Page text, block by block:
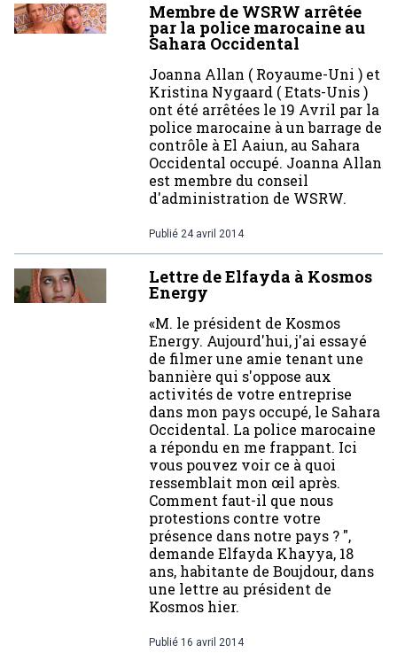
Membre de WSRW arrêtée
par la police marocaine au
Sahara Occidental
Joanna Allan ( Royaume-Uni ) et
Kristina Nygaard ( Etats-Unis )
ont été arrêtées le 19 Avril par la
police marocaine à un barrage de
contrôle à El Aaiun, au Sahara
Occidental occupé. Joanna Allan
est membre du conseil
d'administration de WSRW.
Publié 24 avril 2014
Lettre de Elfayda à Kosmos
Energy
«M. le président de Kosmos
Energy. Aujourd'hui, j'ai essayé
de filmer une amie tenant une
bannière qui s'oppose aux
activités de votre entreprise
dans mon pays occupé, le Sahara
Occidental. La police marocaine
a répondu en me frappant. Ici
vous pouvez voir ce à quoi
ressemblait mon œil après.
Comment faut-il que nous
protestions contre votre
présence dans notre pays ? ",
demande Elfayda Khayya, 18
ans, habitante de Boujdour, dans
une lettre au président de
Kosmos hier.
Publié 16 avril 2014